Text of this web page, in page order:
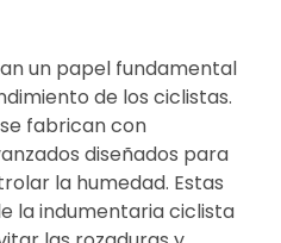
un papel fundamental
de los ciclistas.
fabrican con
diseñados para
la humedad. Estas
la indumentaria ciclista